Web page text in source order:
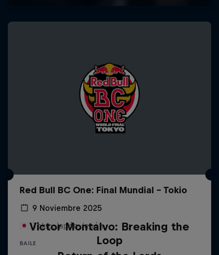
Red Bull BC One: Final Mundial - Tokio
9 Noviembre 2025
Tokio, Japón, Japón
BAILE
Victor Montalvo: Breaking the
Loop